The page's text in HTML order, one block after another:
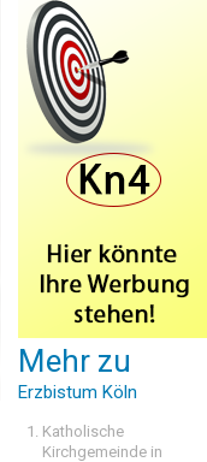
Mehr zu
Erzbistum Köln
Katholische
Kirchgemeinde in